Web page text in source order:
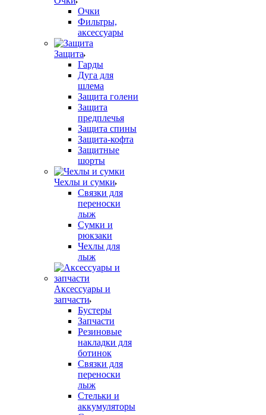
Очки
Фильтры,
аксессуары
Защита
Гарды
Дуга для
шлема
Защита голени
Защита
предплечья
Защита спины
Защита-кофта
Защитные
шорты
Чехлы и сумки
Связки для
переноски
лыж
Сумки и
рюкзаки
Чехлы для
лыж
Аксессуары и
запчасти
Бустеры
Запчасти
Резиновые
накладки для
ботинок
Связки для
переноски
лыж
Стельки и
аккумуляторы